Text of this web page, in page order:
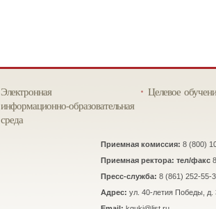
Электронная
информационно-образовательная
среда
Целевое
Приемная комиссия: 8 (800)
Приемная ректора: тел/факс
Пресс-служба: 8 (861) 252-55-
Адрес: ул. 40-летия Победы, д.